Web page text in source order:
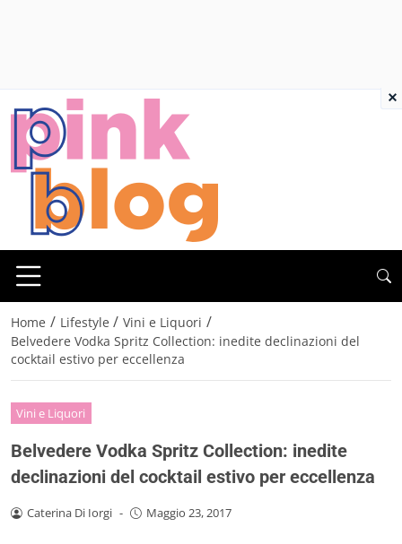
Home / Lifestyle / Vini e Liquori /
Belvedere Vodka Spritz Collection: inedite declinazioni del
cocktail estivo per eccellenza
Vini e Liquori
Belvedere Vodka Spritz Collection: inedite
declinazioni del cocktail estivo per eccellenza
Caterina Di Iorgi - Maggio 23, 2017
×